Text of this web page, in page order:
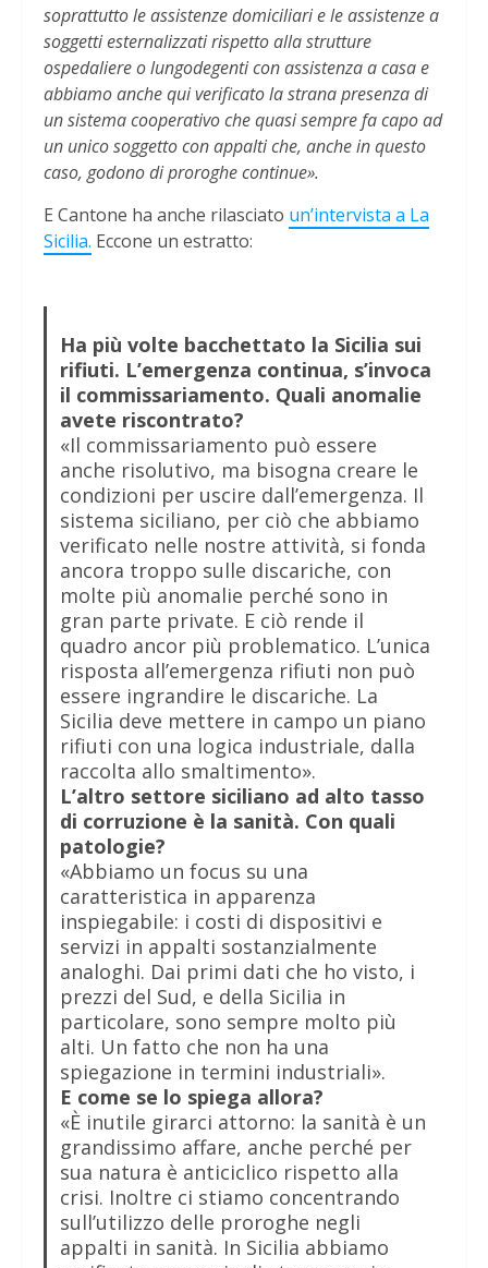
soprattutto le assistenze domiciliari e le assistenze a
soggetti esternalizzati rispetto alla strutture
ospedaliere o lungodegenti con assistenza a casa e
abbiamo anche qui verificato la strana presenza di
un sistema cooperativo che quasi sempre fa capo ad
un unico soggetto con appalti che, anche in questo
caso, godono di proroghe continue».
E Cantone ha anche rilasciato un’intervista a La
Sicilia. Eccone un estratto:
Ha più volte bacchettato la Sicilia sui
rifiuti. L’emergenza continua, s’invoca
il commissariamento. Quali anomalie
avete riscontrato?
«Il commissariamento può essere
anche risolutivo, ma bisogna creare le
condizioni per uscire dall’emergenza. Il
sistema siciliano, per ciò che abbiamo
verificato nelle nostre attività, si fonda
ancora troppo sulle discariche, con
molte più anomalie perché sono in
gran parte private. E ciò rende il
quadro ancor più problematico. L’unica
risposta all’emergenza rifiuti non può
essere ingrandire le discariche. La
Sicilia deve mettere in campo un piano
rifiuti con una logica industriale, dalla
raccolta allo smaltimento».
L’altro settore siciliano ad alto tasso
di corruzione è la sanità. Con quali
patologie?
«Abbiamo un focus su una
caratteristica in apparenza
inspiegabile: i costi di dispositivi e
servizi in appalti sostanzialmente
analoghi. Dai primi dati che ho visto, i
prezzi del Sud, e della Sicilia in
particolare, sono sempre molto più
alti. Un fatto che non ha una
spiegazione in termini industriali».
E come se lo spiega allora?
«È inutile girarci attorno: la sanità è un
grandissimo affare, anche perché per
sua natura è anticiclico rispetto alla
crisi. Inoltre ci stiamo concentrando
sull’utilizzo delle proroghe negli
appalti in sanità. In Sicilia abbiamo